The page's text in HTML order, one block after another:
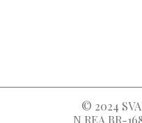
© 2024
N.REA BR-